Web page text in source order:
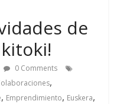
de
0 Comments
,
, Emprendimiento, Euskera,